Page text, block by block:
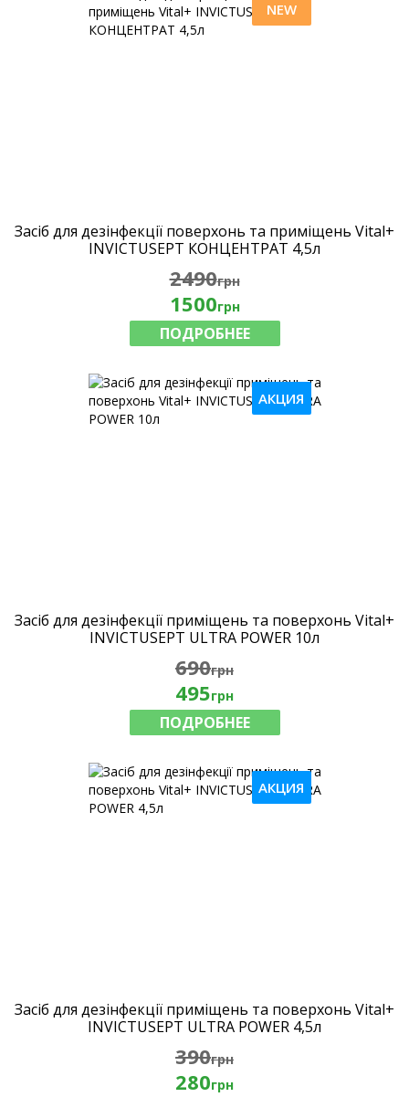
NEW
Засіб для дезінфекції поверхонь та приміщень Vital+
INVICTUSEPT КОНЦЕНТРАТ 4,5л
2490грн
1500грн
ПОДРОБНЕЕ
АКЦИЯ
Засіб для дезінфекції приміщень та поверхонь Vital+
INVICTUSEPT ULTRA POWER 10л
690грн
495грн
ПОДРОБНЕЕ
АКЦИЯ
Засіб для дезінфекції приміщень та поверхонь Vital+
INVICTUSEPT ULTRA POWER 4,5л
390грн
280грн